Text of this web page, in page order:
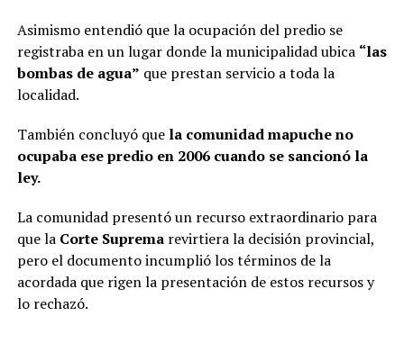
Asimismo entendió que la ocupación del predio se
registraba en un lugar donde la municipalidad ubica “las
bombas de agua” que prestan servicio a toda la
localidad.
También concluyó quela comunidad mapuche no
ocupaba ese predio en 2006 cuando se sancionó la
ley.
La comunidad presentó un recurso extraordinario para
que la Corte Supremarevirtiera la decisión provincial,
pero el documento incumplió los términos de la
acordada que rigen la presentación de estos recursos y
lo rechazó.